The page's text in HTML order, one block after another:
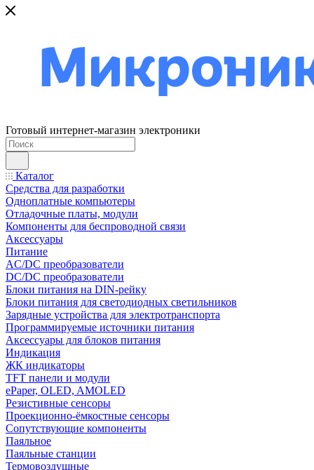
Готовый интернет-магазин электроники
Каталог
Средства для разработки
Одноплатные компьютеры
Отладочные платы, модули
Компоненты для беспроводной связи
Аксессуары
Питание
AC/DC преобразователи
DC/DC преобразователи
Блоки питания на DIN-рейку
Блоки питания для светодиодных светильников
Зарядные устройства для электротранспорта
Программируемые источники питания
Аксессуары для блоков питания
Индикация
ЖК индикаторы
TFT панели и модули
ePaper, OLED, AMOLED
Резистивные сенсоры
Проекционно-ёмкостные сенсоры
Сопутствующие компоненты
Паяльное
Паяльные станции
Термовоздушные